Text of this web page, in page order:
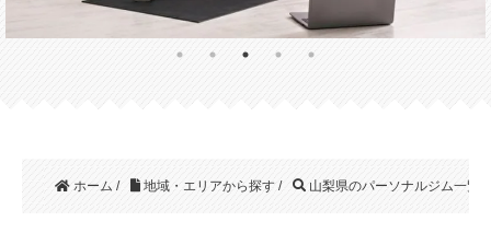
ホーム / 地域・エリアから探す / 山梨県のパーソナルジム一覧